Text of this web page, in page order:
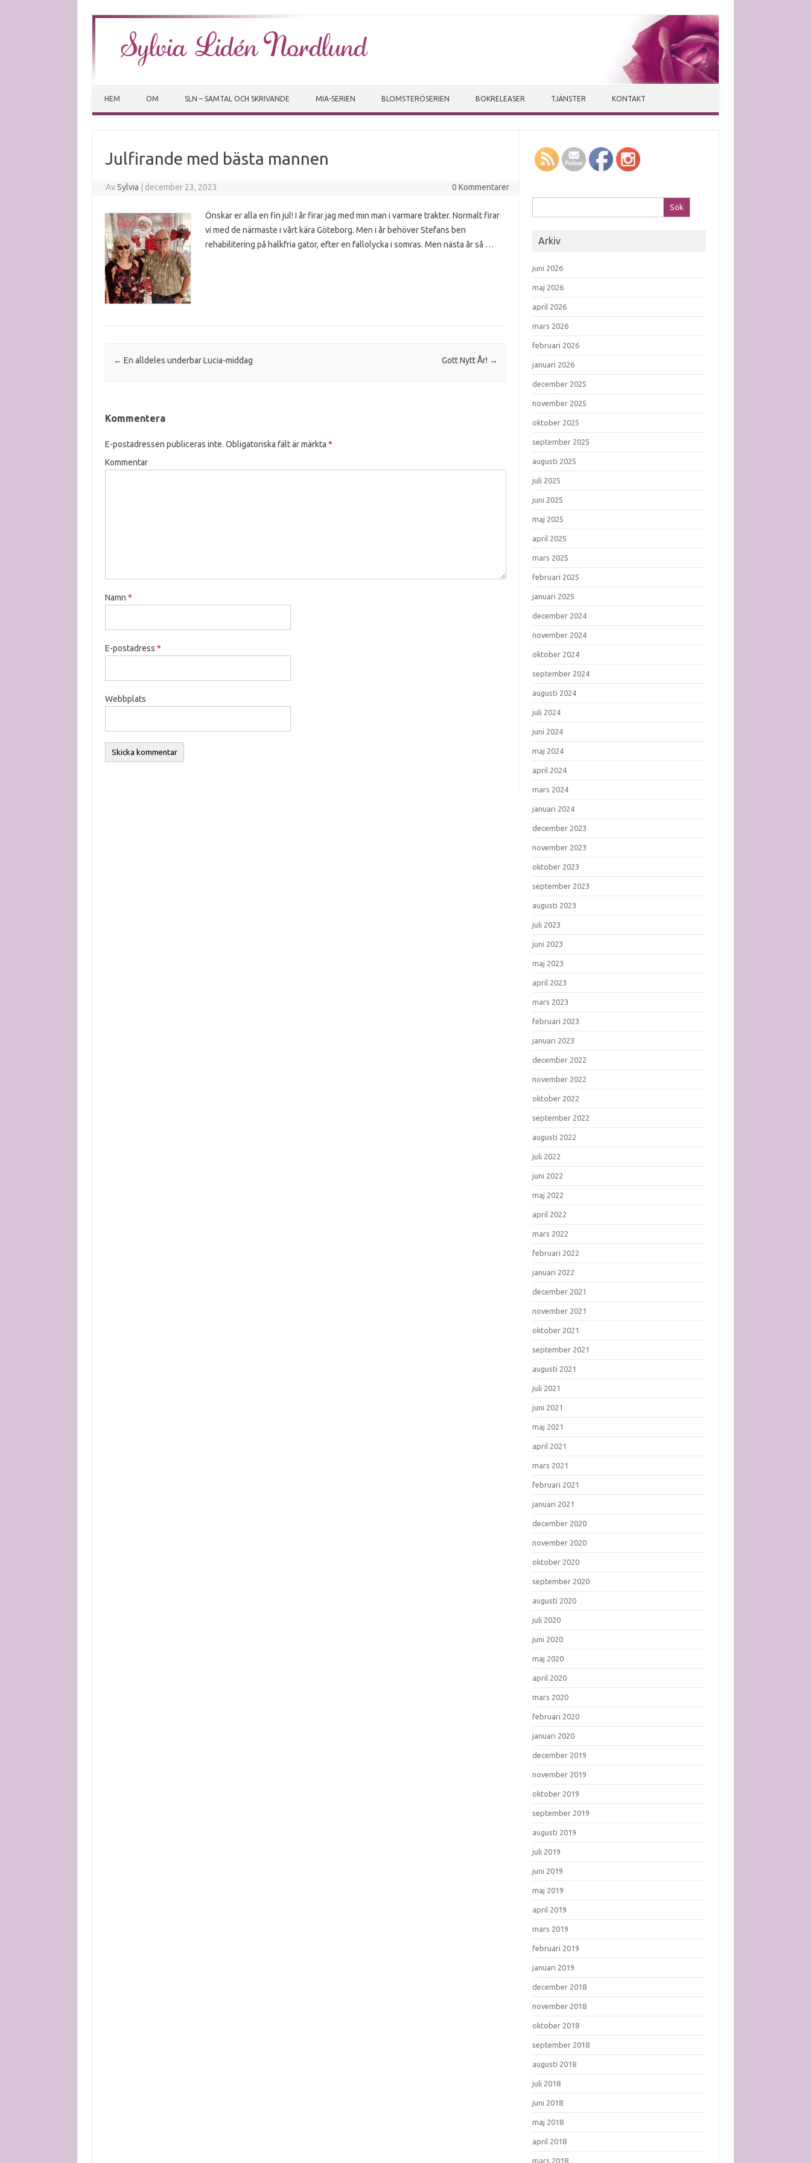
HEM OM SLN – SAMTAL OCH SKRIVANDE MIA-SERIEN BLOMSTERÖSERIEN BOKRELEASER TJÄNSTER KONTAKT
Julfirande med bästa mannen
AvSylvia december 23, 2023 0 Kommentarer
Önskar er alla en fin jul! I år firar jag med min man i varmare trakter. Normalt firar
vi med de närmaste i vårt kära Göteborg. Men i år behöver Stefans ben
rehabilitering på halkfria gator, efter en fallolycka i somras. Men nästa år så …
Post navigation
← En alldeles underbar Lucia-middag Gott Nytt År! →
Kommentera
E-postadressen publiceras inte. Obligatoriska fält är märkta *
Kommentar
Namn *
E-postadress *
Webbplats
Arkiv
juni 2026
maj 2026
april 2026
mars 2026
februari 2026
januari 2026
december 2025
november 2025
oktober 2025
september 2025
augusti 2025
juli 2025
juni 2025
maj 2025
april 2025
mars 2025
februari 2025
januari 2025
december 2024
november 2024
oktober 2024
september 2024
augusti 2024
juli 2024
juni 2024
maj 2024
april 2024
mars 2024
januari 2024
december 2023
november 2023
oktober 2023
september 2023
augusti 2023
juli 2023
juni 2023
maj 2023
april 2023
mars 2023
februari 2023
januari 2023
december 2022
november 2022
oktober 2022
september 2022
augusti 2022
juli 2022
juni 2022
maj 2022
april 2022
mars 2022
februari 2022
januari 2022
december 2021
november 2021
oktober 2021
september 2021
augusti 2021
juli 2021
juni 2021
maj 2021
april 2021
mars 2021
februari 2021
januari 2021
december 2020
november 2020
oktober 2020
september 2020
augusti 2020
juli 2020
juni 2020
maj 2020
april 2020
mars 2020
februari 2020
januari 2020
december 2019
november 2019
oktober 2019
september 2019
augusti 2019
juli 2019
juni 2019
maj 2019
april 2019
mars 2019
februari 2019
januari 2019
december 2018
november 2018
oktober 2018
september 2018
augusti 2018
juli 2018
juni 2018
maj 2018
april 2018
mars 2018